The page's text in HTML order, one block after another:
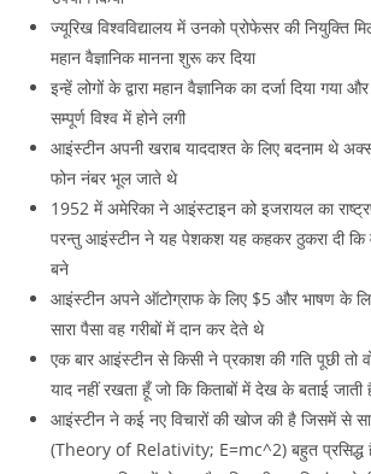
ज्यूरिख विश्वविद्यालय में उनको प्रोफेसर की नियुक्ति
महान वैज्ञानिक मानना शुरू कर दिया
इन्हें लोगों के द्वारा महान वैज्ञानिक का दर्जा दिया गया
सम्पूर्ण विश्व में होने लगी
आइंस्टीन अपनी खराब याददाश्त के लिए बदनाम थे
फोन नंबर भूल जाते थे
1952 में अमेरिका ने आइंस्टाइन को इजरायल का
परन्तु आइंस्टीन ने यह पेशकश यह कहकर ठुकरा दी कि
बने
आइंस्टीन अपने ऑटोग्राफ के लिए $5 और भाषण के
सारा पैसा वह गरीबों में दान कर देते थे
एक बार आइंस्टीन से किसी ने प्रकाश की गति पूछी तो
याद नहीं रखता हूँ जो कि किताबों में देख के बताई जाती
आइंस्टीन ने कई नए विचारों की खोज की है जिसमें से
(Theory of Relativity; E=mc^2) बहुत प्रसिद्ध हैं